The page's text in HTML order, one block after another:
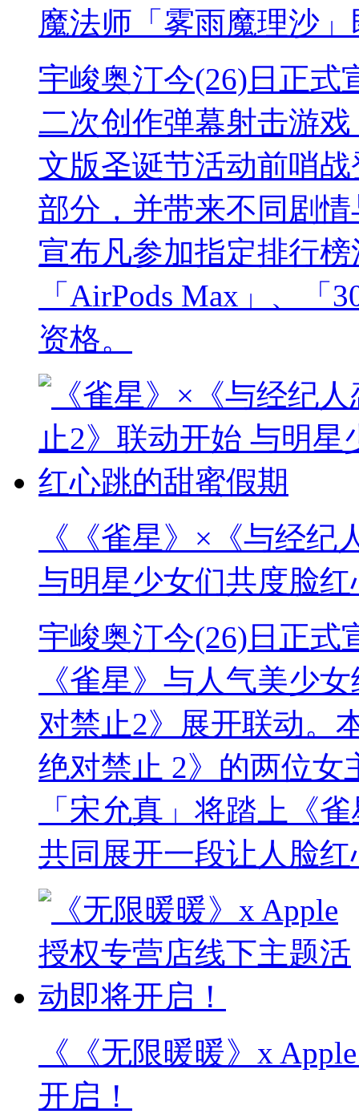
魔法师「雾雨魔理沙
宇峻奥汀今(26)日正式
二次创作弹幕射击游
文版圣诞节活动前哨
部分，并带来不同剧
宣布凡参加指定排行
「AirPods Max」、
资格。
《《雀星》×《与经
与明星少女们共度脸
宇峻奥汀今(26)日正式
《雀星》与人气美少
对禁止2》展开联动。
绝对禁止 2》的两位
「宋允真」将踏上《
共同展开一段让人脸
《《无限暖暖》x
开启！